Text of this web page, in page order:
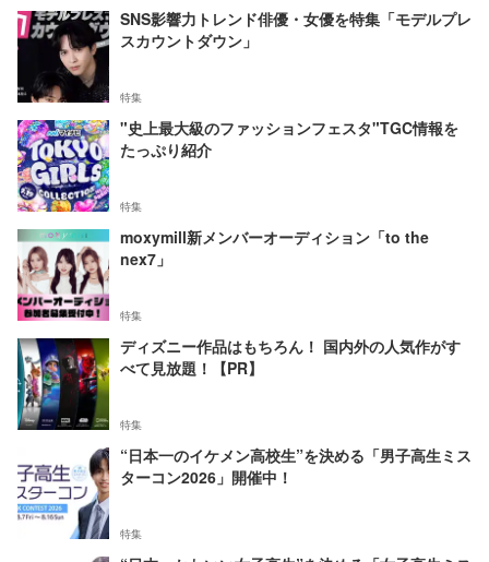
SNS影響力トレンド俳優・女優を特集「モデルプレ
スカウントダウン」
特集
"史上最大級のファッションフェスタ"TGC情報を
たっぷり紹介
特集
moxymill新メンバーオーディション「to the
nex7」
特集
ディズニー作品はもちろん！ 国内外の人気作がす
べて見放題！【PR】
特集
“日本一のイケメン高校生”を決める「男子高生ミス
ターコン2026」開催中！
特集